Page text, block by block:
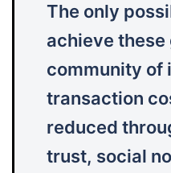
The only
achieve these
community of
transaction
reduced
trust, social